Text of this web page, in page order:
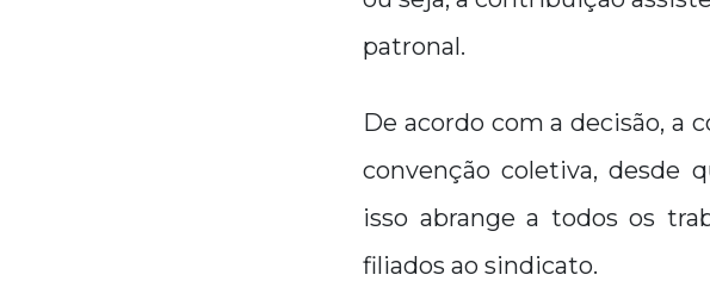
patronal.
De acordo com a decisão, a
convenção coletiva, desde
isso abrange a todos os
filiados ao sindicato.